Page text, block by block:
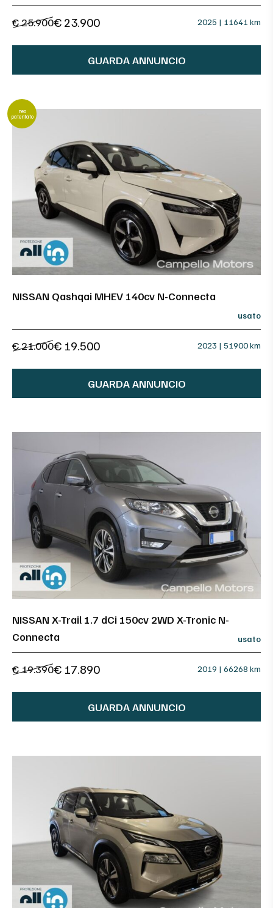
€ 25.900€ 23.900 2025 | 11641 km
GUARDA ANNUNCIO
NISSAN Qashqai MHEV 140cv N-Connecta
usato
€ 21.000€ 19.500 2023 | 51900 km
GUARDA ANNUNCIO
neo
patentato
NISSAN X-Trail 1.7 dCi 150cv 2WD X-Tronic N-
Connecta
usato
€ 19.390€ 17.890 2019 | 66268 km
GUARDA ANNUNCIO